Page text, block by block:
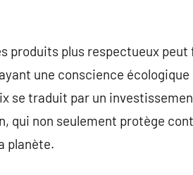
produits plus respectueux
une conscience
se traduit par un
qui non seulement protège
planète.